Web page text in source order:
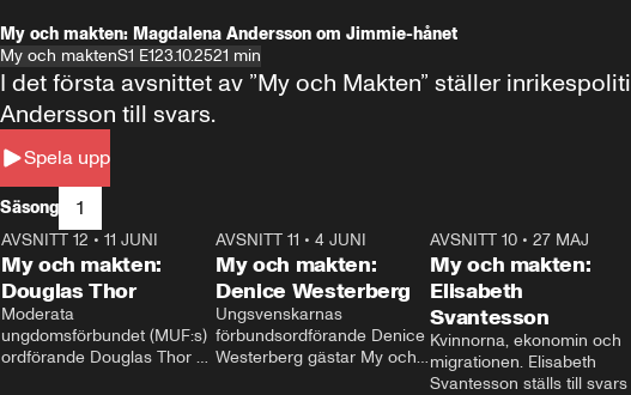
My och makten: Magdalena Andersson om Jimmie-hånet
My och maktenS1 E123.10.2521 min
Spela upp
I det första avsnittet av ”My och Makten” ställer
Andersson till svars.
Säsong 1
26:27
AVSNITT 12 • 11 JUNI
My och makten:
Douglas Thor
Moderata
ungdomsförbundet (MUF:s)
ordförande Douglas Thor
23:40
AVSNITT 11 •4 JUNI
My och makten:
Denice Westerberg
Ungsvenskarnas
förbundsordförande Denice
Westerberg gästar My och
AVSNITT 10 •27 MAJ
My och makten:
Elisabeth
Svantesson
Kvinnorna, ekonomin och
migrationen. Elisabeth
Svantesson ställs till svars